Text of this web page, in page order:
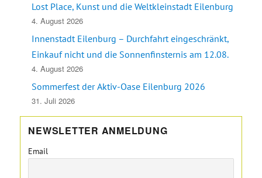
Lost Place, Kunst und die Weltkleinstadt Eilenburg
4. August 2026
Innenstadt Eilenburg – Durchfahrt eingeschränkt,
Einkauf nicht und die Sonnenfinsternis am 12.08.
4. August 2026
Sommerfest der Aktiv-Oase Eilenburg 2026
31. Juli 2026
NEWSLETTER ANMELDUNG
Email